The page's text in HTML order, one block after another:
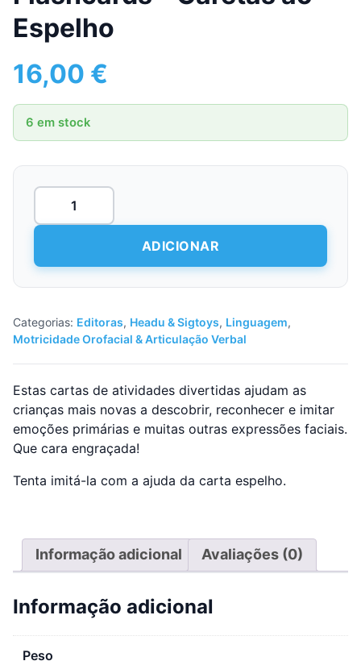
Espelho
16,00 €
6 em stock
Quantidade
Flashcards
Caretas
ADICIONAR
Categorias: Editoras, Headu & Sigtoys, Linguagem,
Motricidade Orofacial & Articulação Verbal
Estas cartas de atividades divertidas ajudam as
crianças mais novas a descobrir, reconhecer e imitar
emoções primárias e muitas outras expressões faciais.
Que cara engraçada!
Tenta imitá-la com a ajuda da carta espelho.
Informação adicional Avaliações (0)
Informação adicional
Peso